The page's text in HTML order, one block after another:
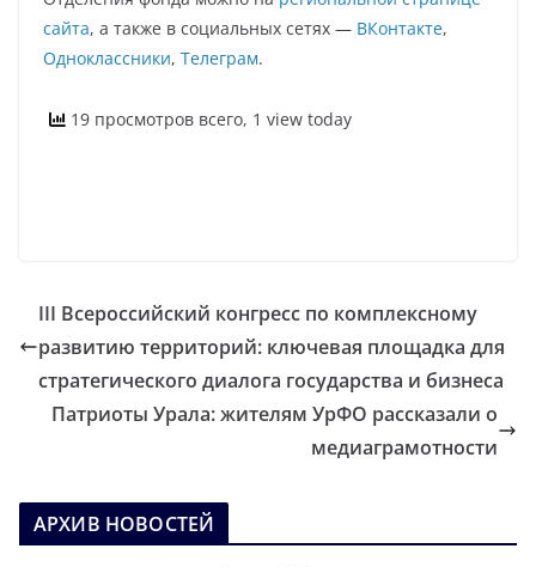
сайта, а также в социальных сетях — ВКонтакте,
Одноклассники, Телеграм.
19 просмотров всего, 1 view today
III Всероссийский конгресс по комплексному
развитию территорий: ключевая площадка для
стратегического диалога государства и бизнеса
Патриоты Урала: жителям УрФО рассказали о
медиаграмотности
АРХИВ НОВОСТЕЙ